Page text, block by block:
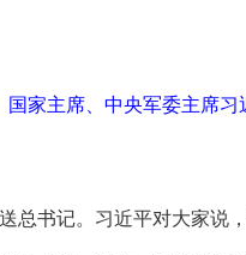
国家主席、中央军委主席
总书记。习近平对大家说